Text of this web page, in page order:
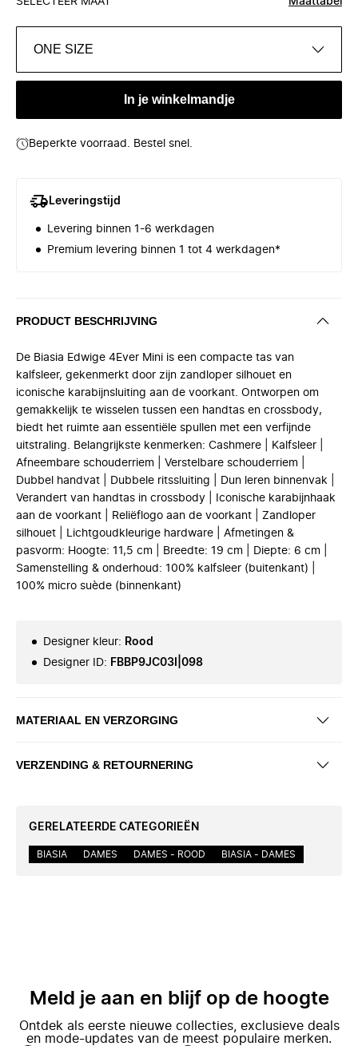
ONE SIZE
In je winkelmandje
Beperkte voorraad. Bestel snel.
Leveringstijd
Levering binnen 1-6 werkdagen
Premium levering binnen 1 tot 4 werkdagen*
PRODUCT BESCHRIJVING
De Biasia Edwige 4Ever Mini is een compacte tas van
kalfsleer, gekenmerkt door zijn zandloper silhouet en
iconische karabijnsluiting aan de voorkant. Ontworpen om
gemakkelijk te wisselen tussen een handtas en crossbody,
biedt het ruimte aan essentiële spullen met een verfijnde
uitstraling. Belangrijkste kenmerken: Cashmere | Kalfsleer |
Afneembare schouderriem | Verstelbare schouderriem |
Dubbel handvat | Dubbele ritssluiting | Dun leren binnenvak |
Verandert van handtas in crossbody | Iconische karabijnhaak
aan de voorkant | Reliëflogo aan de voorkant | Zandloper
silhouet | Lichtgoudkleurige hardware | Afmetingen &
pasvorm: Hoogte: 11,5 cm | Breedte: 19 cm | Diepte: 6 cm |
Samenstelling & onderhoud: 100% kalfsleer (buitenkant) |
100% micro suède (binnenkant)
Designer kleur: Rood
Designer ID: FBBP9JC03I|098
MATERIAAL EN VERZORGING
VERZENDING & RETOURNERING
GERELATEERDE CATEGORIEËN
BIASIA DAMES DAMES - ROOD BIASIA - DAMES
Meld je aan en blijf op de hoogte
Ontdek als eerste nieuwe collecties, exclusieve deals
en mode-updates van de meest populaire merken.